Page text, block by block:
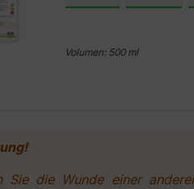
Volumen: 500 ml
Sie die Wunde einer